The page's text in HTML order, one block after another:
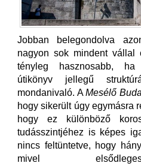
Jobban belegondolva
nagyon sok mindent vállal
tényleg hasznosabb, ha
útikönyv jellegű
mondanivaló. AMesélő
hogy sikerült úgy egymásra
hogy ez különböző
tudásszintjéhez is képes
nincs feltüntetve, hogy
mivel